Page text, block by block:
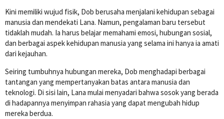
Kini memiliki wujud fisik, Dob berusaha menjalani kehidupan sebagai
manusia dan mendekati Lana. Namun, pengalaman baru tersebut
tidaklah mudah. Ia harus belajar memahami emosi, hubungan sosial,
dan berbagai aspek kehidupan manusia yang selama ini hanya ia amati
dari kejauhan.
Seiring tumbuhnya hubungan mereka, Dob menghadapi berbagai
tantangan yang mempertanyakan batas antara manusia dan
teknologi. Di sisi lain, Lana mulai menyadari bahwa sosok yang berada
di hadapannya menyimpan rahasia yang dapat mengubah hidup
mereka berdua.